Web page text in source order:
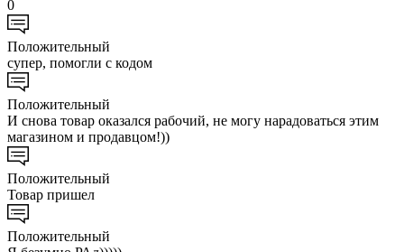
0
Положительный
супер, помогли с кодом
Положительный
И снова товар оказался рабочий, не могу нарадоваться этим
магазином и продавцом!))
Положительный
Товар пришел
Положительный